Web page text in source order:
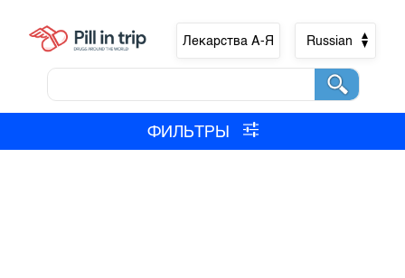
Лекарства А-Я Russian
ФИЛЬТРЫ